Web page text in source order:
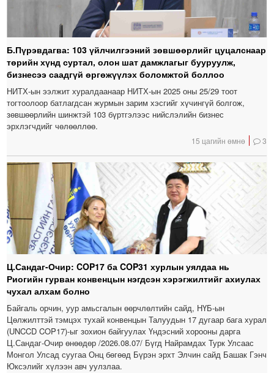
Б.Пүрэвдагва: 103 үйлчилгээний зөвшөөрлийг цуцалснаар
төрийн хүнд суртал, олон шат дамжлагыг бууруулж,
бизнесээ саадгүй өргөжүүлэх боломжтой боллоо
НИТХ-ын ээлжит хуралдаанаар НИТХ-ын 2025 оны 25/29 тоот
тогтоолоор батлагдсан журмын зарим хэсгийг хүчингүй болгож,
зөвшөөрлийн шинжтэй 103 бүртгэлээс нийслэлийн бизнес
эрхлэгчдийг чөлөөллөө.
15 цагийн өмнө 3
Ц.Сандаг-Очир: COP17 ба COP31 хурлын уялдаа нь
Риогийн гурван конвенцын нэгдсэн хэрэгжилтийг ахиулах
чухал алхам болно
Байгаль орчин, уур амьсгалын өөрчлөлтийн сайд, НҮБ-ын
Цөлжилттэй тэмцэх тухай конвенцын Талуудын 17 дугаар бага хурал
(UNCCD COP17)-ыг зохион байгуулах Үндэсний хорооны дарга
Ц.Сандаг-Очир өнөөдөр /2026.08.07/ Бүгд Найрамдах Турк Улсаас
Монгол Улсад суугаа Онц бөгөөд Бүрэн эрхт Элчин сайд Башак Гэнч
Юксэлийг хүлээн авч уулзлаа.